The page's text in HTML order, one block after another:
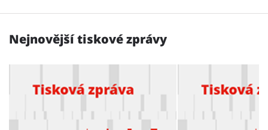
Nejnovější tiskové zprávy